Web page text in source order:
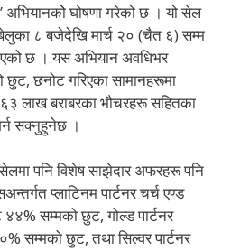
अभियानकोे घोषणा गरेको छ । यो सेल
८ बजेदेखि मार्च २० (चैत ६) सम्म
छ । यस अभियान अवधिभर
छनोट गरिएका सामानहरूमा
लाख बराबरका भौचरहरू सहितका
सक्नुहुनेछ ।
पनि विशेष साझेदार अफरहरू पनि
प्लाटिनम पार्टनर चर्च एण्ड
४४% सम्मको छुट, गोल्ड पार्टनर
सम्मको छुट, तथा सिल्वर पार्टनर